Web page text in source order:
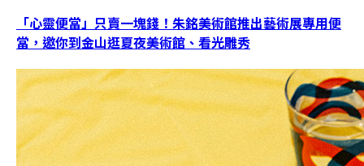
「心靈便當」只賣一塊錢！朱銘美術館推出藝術展專用便
當，邀你到金山逛夏夜美術館、看光雕秀